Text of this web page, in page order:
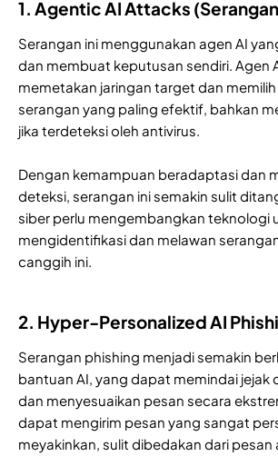
1. Agentic AI Attacks
Serangan ini menggunakan agen AI
dan membuat keputusan sendiri. Agen
memetakan jaringan target dan
serangan yang paling efektif, bahkan
jika terdeteksi oleh antivirus.
Dengan kemampuan beradaptasi dan
deteksi, serangan ini semakin sulit
siber perlu mengembangkan teknologi
mengidentifikasi dan melawan
canggih ini.
2. Hyper-Personalized AI
Serangan phishing menjadi semakin
bantuan AI, yang dapat memindai jejak
dan menyesuaikan pesan secara
dapat mengirim pesan yang sangat
meyakinkan, sulit dibedakan dari pesan